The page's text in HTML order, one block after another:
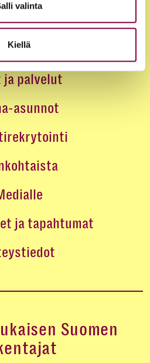
valinta
Kiellä
Jäsenyys
ja palvelut
asunnot
ja tapahtumat
Suomen